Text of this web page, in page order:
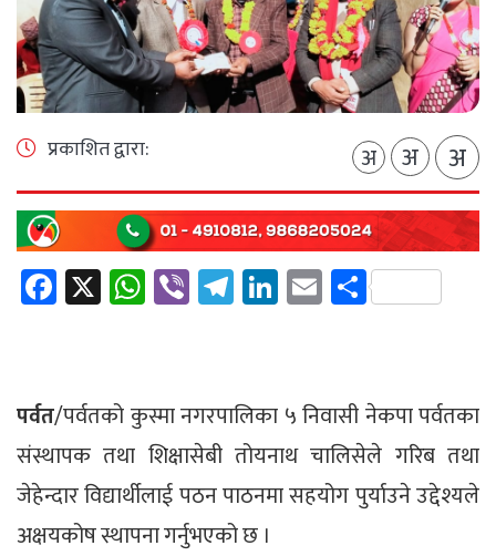
प्रकाशित द्वारा: अ अ अ
Facebook
X WhatsApp
ViberTelegram
LinkedIn
EmailShare
पर्वत/पर्वतको कुस्मा नगरपालिका ५ निवासी नेकपा पर्वतका
संस्थापक तथा शिक्षासेबी तोयनाथ चालिसेले गरिब तथा
जेहेन्दार विद्यार्थीलाई पठन पाठनमा सहयोग पुर्याउने उद्देश्यले
अक्षयकोष स्थापना गर्नुभएको छ ।